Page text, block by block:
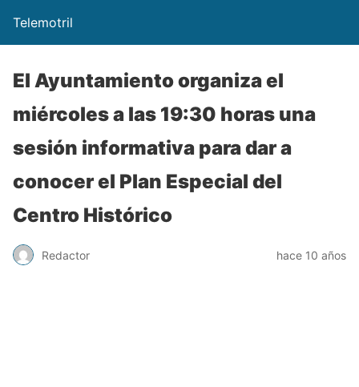
Telemotril
El Ayuntamiento organiza el
miércoles a las 19:30 horas una
sesión informativa para dar a
conocer el Plan Especial del
Centro Histórico
Redactor hace 10 años